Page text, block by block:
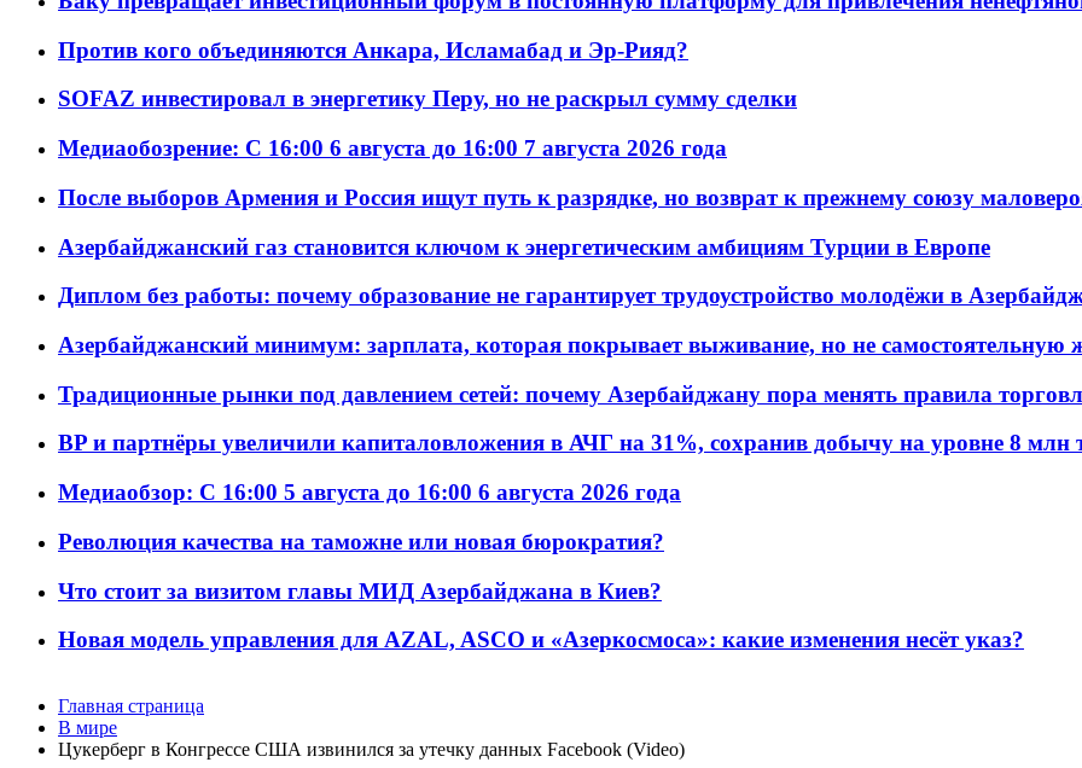
Против кого объединяются Анкара, Исламабад и Эр-Рияд?
SOFAZ инвестировал в энергетику Перу, но не раскрыл сумму сделки
Медиаобозрение: С 16:00 6 августа до 16:00 7 августа 2026 года
После выборов Армения и Россия ищут путь к разрядке, но возврат к прежнему союзу
Азербайджанский газ становится ключом к энергетическим амбициям Турции в Европе
Диплом без работы: почему образование не гарантирует трудоустройство молодёжи в
Азербайджанский минимум: зарплата, которая покрывает выживание, но не самостоятельную
Традиционные рынки под давлением сетей: почему Азербайджану пора менять правила
BP и партнёры увеличили капиталовложения в АЧГ на 31%, сохранив добычу на уровне 8 млн
Медиаобзор: С 16:00 5 августа до 16:00 6 августа 2026 года
Революция качества на таможне или новая бюрократия?
Что стоит за визитом главы МИД Азербайджана в Киев?
Новая модель управления для AZAL, ASCO и «Азеркосмоса»: какие изменения несёт указ?
Главная страница
В мире
Цукерберг в Конгрессе США извинился за утечку данных Facebook (Video)